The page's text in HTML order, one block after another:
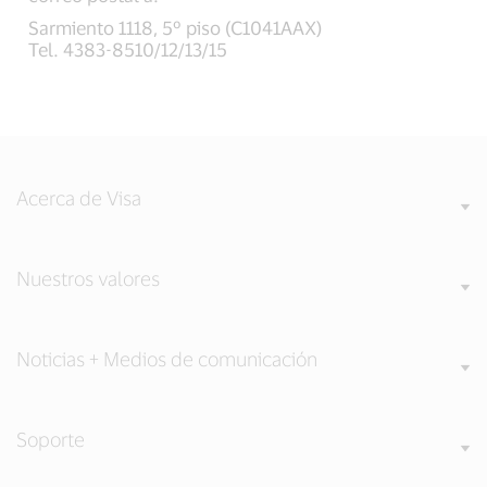
Sarmiento 1118, 5º piso (C1041AAX)
Tel. 4383-8510/12/13/15
Acerca de Visa
Nuestros valores
Noticias + Medios de comunicación
Soporte